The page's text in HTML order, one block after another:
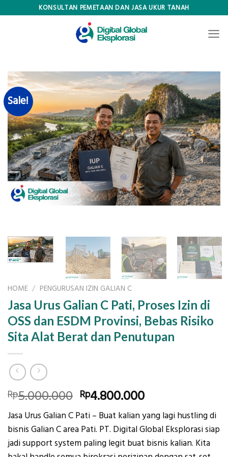
KONSULTAN PEMETAAN DAN JASA UKUR TANAH
Sale!
HOME / PENGURUSAN IZIN GALIAN C
Jasa Urus Galian C Pati, Proses Izin di
OSS dan ESDM Provinsi, Bebas Risiko
Sita Alat Berat dan Penutupan
Rp5.000.000 Original
price
was:
Rp5.000.000.
Rp4.800.000Current
price
is:
Rp4.800.000.
Jasa Urus Galian C Pati – Buat kalian yang lagi hustling di
bisnis Galian C area Pati. PT. Digital Global Eksplorasi siap
jadi support system paling legit buat bisnis kalian. Kita